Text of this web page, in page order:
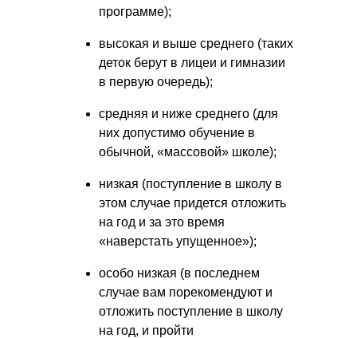
программе);
высокая и выше среднего (таких
деток берут в лицеи и гимназии
в первую очередь);
средняя и ниже среднего (для
них допустимо обучение в
обычной, «массовой» школе);
низкая (поступление в школу в
этом случае придется отложить
на год и за это время
«наверстать упущенное»);
особо низкая (в последнем
случае вам порекомендуют и
отложить поступление в школу
на год, и пройти